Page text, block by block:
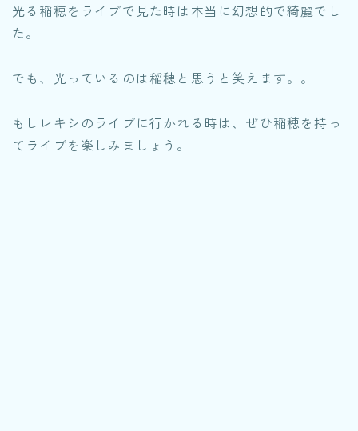
光る稲穂をライブで見た時は本当に幻想的で綺麗でし
た。
でも、光っているのは稲穂と思うと笑えます。。
もしレキシのライブに行かれる時は、ぜひ稲穂を持っ
てライブを楽しみましょう。